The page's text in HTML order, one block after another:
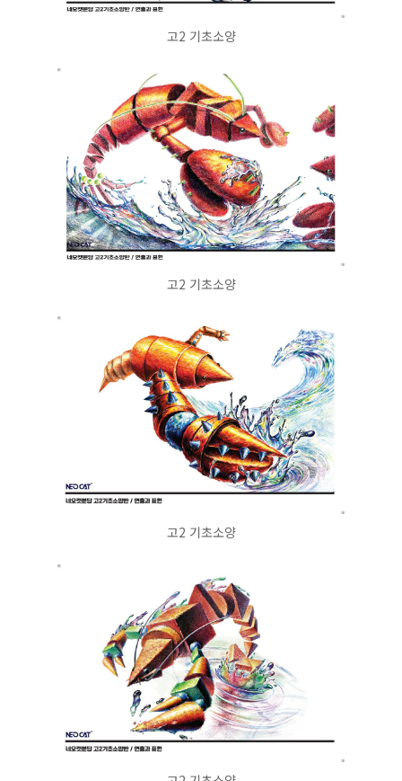
고2 기초소양
고2 기초소양
고2 기초소양